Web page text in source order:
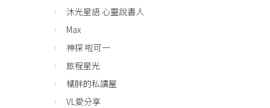
沐光星語 心靈說書人
Max
神探 啦可一
旅程星光
橘胖的私讀屋
VL愛分享